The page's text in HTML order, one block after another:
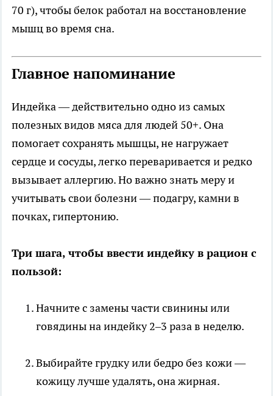
70 г), чтобы белок работал на восстановление
мышц во время сна.
Главное напоминание
Индейка — действительно одно из самых
полезных видов мяса для людей 50+. Она
помогает сохранять мышцы, не нагружает
сердце и сосуды, легко переваривается и редко
вызывает аллергию. Но важно знать меру и
учитывать свои болезни — подагру, камни в
почках, гипертонию.
Три шага, чтобы ввести индейку в рацион с
пользой:
Начните с замены части свинины или
говядины на индейку 2–3 раза в неделю.
Выбирайте грудку или бедро без кожи —
кожицу лучше удалять, она жирная.